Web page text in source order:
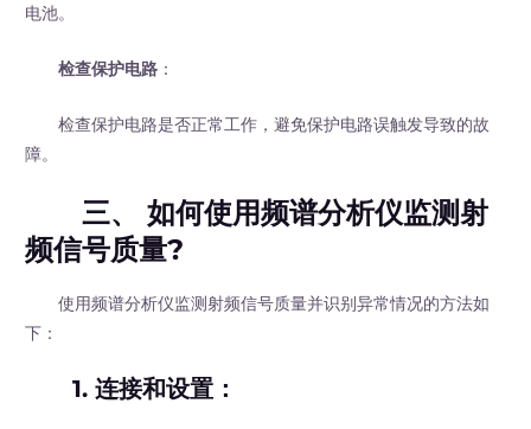
电池。
检查保护电路 ：
检查保护电路是否正常工作，避免保护电路误触发导致的故
障。
三、 如何使用频谱分析仪监测射
频信号质量?
使用频谱分析仪监测射频信号质量并识别异常情况的方法如
下：
1.连接和设置 ：